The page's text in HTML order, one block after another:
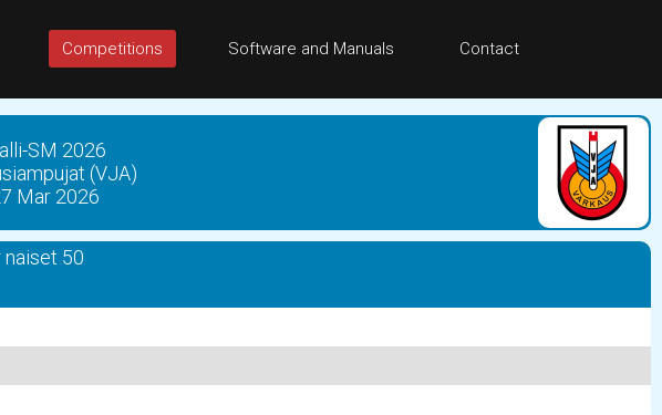
Competitions Software and Manuals Contact
SM 2026
(VJA)
Mar 2026
50